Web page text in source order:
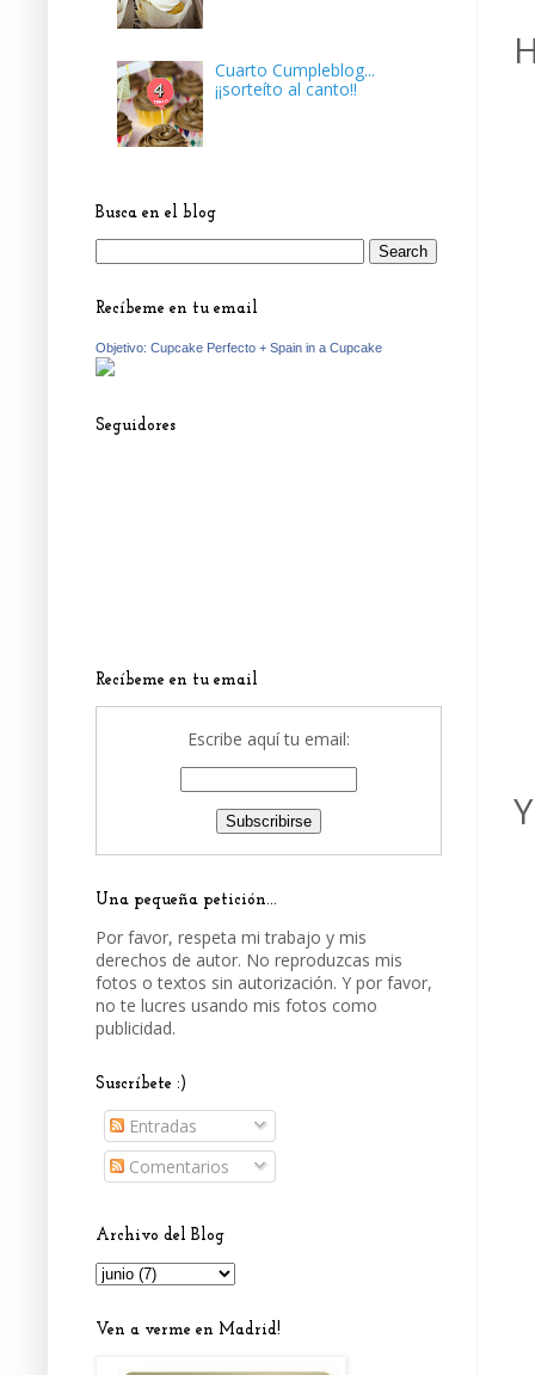
Cuarto Cumpleblog...
¡¡sorteíto al canto!!
Busca en el blog
Recíbeme en tu email
Objetivo: Cupcake Perfecto + Spain in a Cupcake
Seguidores
Recíbeme en tu email
Escribe aquí tu email:
Una pequeña petición...
Por favor, respeta mi trabajo y mis
derechos de autor. No reproduzcas mis
fotos o textos sin autorización. Y por favor,
no te lucres usando mis fotos como
publicidad.
Suscríbete :)
Entradas
Comentarios
Archivo del Blog
Ven a verme en Madrid!